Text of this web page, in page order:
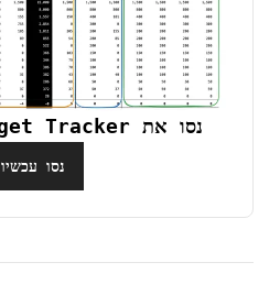
נסו את Expense Budget Tracker
נסו עכשיו